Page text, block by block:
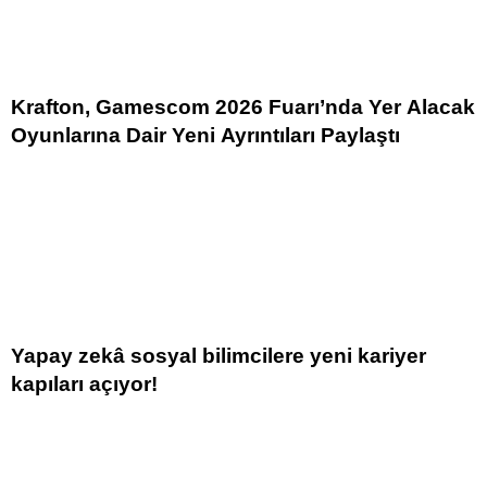
Krafton, Gamescom 2026 Fuarı’nda Yer Alacak
Oyunlarına Dair Yeni Ayrıntıları Paylaştı
Yapay zekâ sosyal bilimcilere yeni kariyer
kapıları açıyor!